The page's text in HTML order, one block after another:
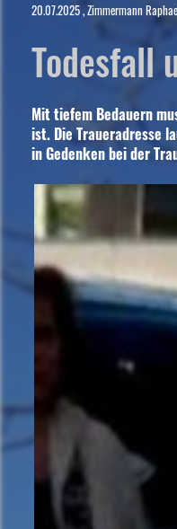
20.07.2025, Zimmermann
Todesfall
Mit tiefem Bedauern
ist. Die Traueradresse
in Gedenken bei der